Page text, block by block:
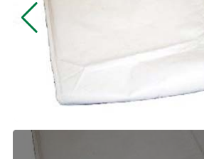
よくある質問
プライバシーポリシー
模擬店用品